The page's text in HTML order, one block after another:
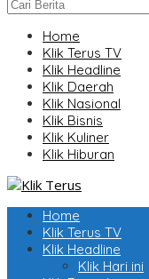
Home
Klik Terus TV
Klik Headline
Klik Daerah
Klik Nasional
Klik Bisnis
Klik Kuliner
Klik Hiburan
Home
Klik Terus TV
Klik Headline
Klik Hari ini